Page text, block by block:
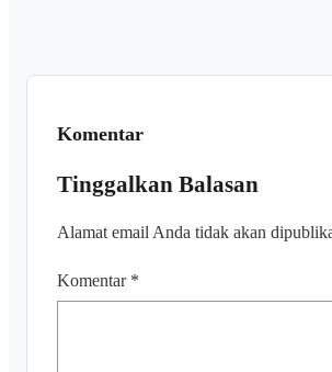
Komentar
Tinggalkan Balasan
Alamat email Anda tidak akan
Komentar *